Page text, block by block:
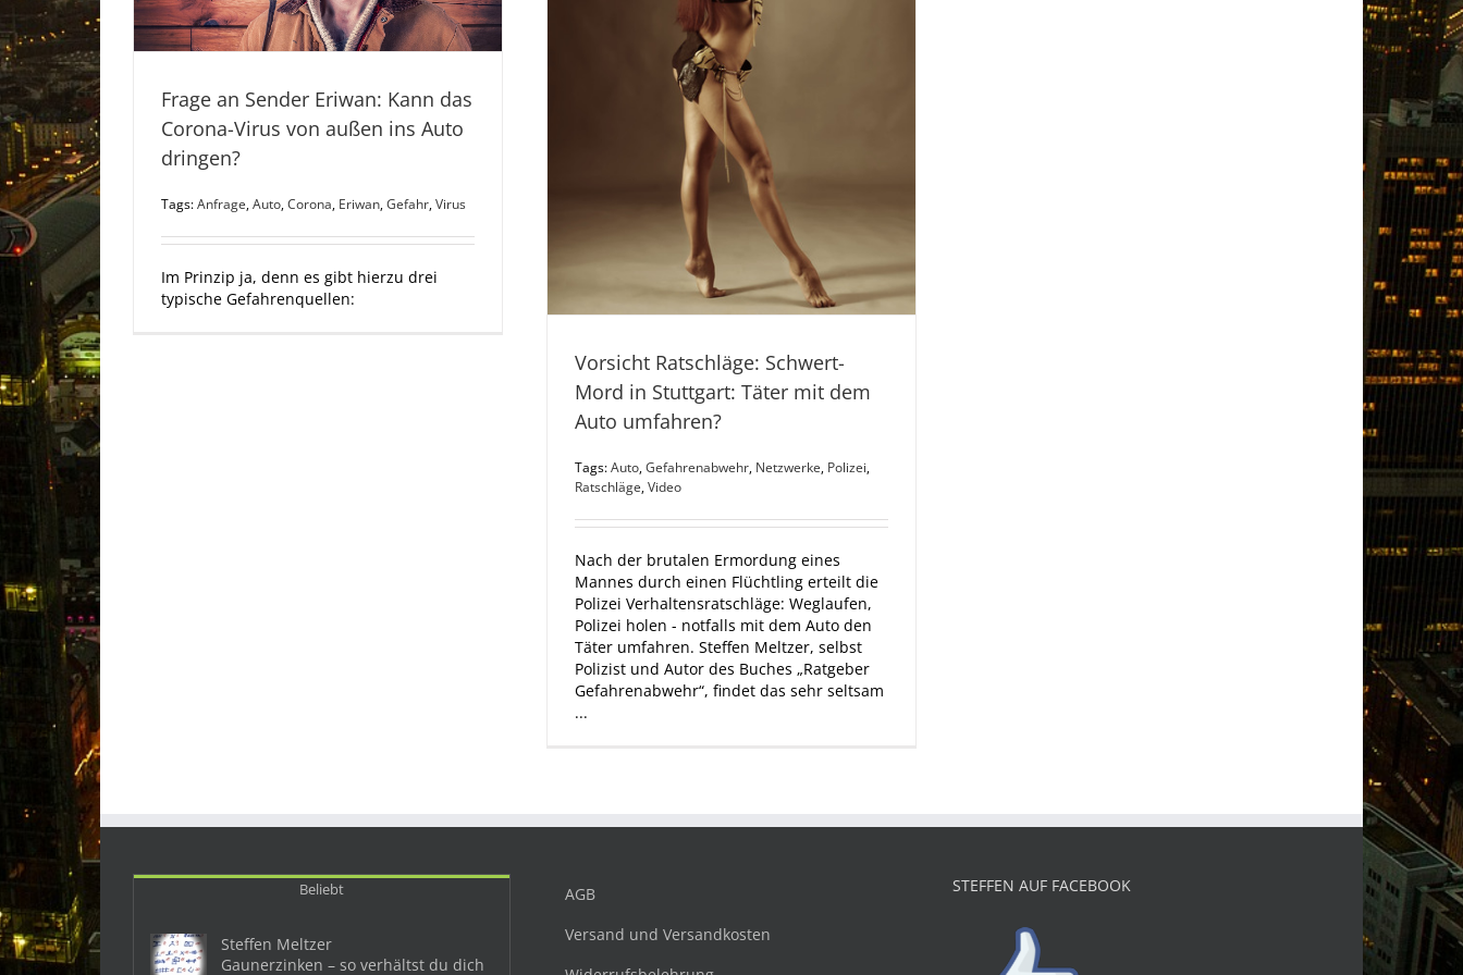
Frage an Sender Eriwan: Kann das
Corona-Virus von außen ins Auto
dringen?
Tags:Anfrage,Auto,Corona, Eriwan,Gefahr,Virus
Im Prinzip ja, denn es gibt hierzu drei
typische Gefahrenquellen:
Vorsicht Ratschläge: Schwert-
Mord in Stuttgart: Täter mit dem
Auto umfahren?
Tags:Auto,Gefahrenabwehr, Netzwerke, Polizei,
Ratschläge,Video
Nach der brutalen Ermordung eines
Mannes durch einen Flüchtling erteilt die
Polizei Verhaltensratschläge: Weglaufen,
Polizei holen - notfalls mit dem Auto den
Täter umfahren. Steffen Meltzer, selbst
Polizist und Autor des Buches „Ratgeber
Gefahrenabwehr“, findet das sehr seltsam
...
Beliebt
Steffen Meltzer
Gaunerzinken – so verhältst du dich
AGB
Versand und Versandkosten
STEFFEN AUF FACEBOOK